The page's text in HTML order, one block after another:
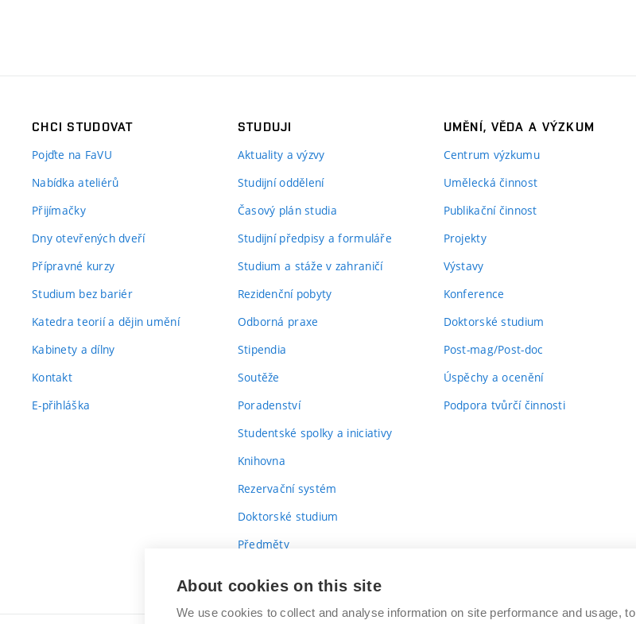
CHCI STUDOVAT
Pojďte na FaVU
Nabídka ateliérů
Přijímačky
Dny otevřených dveří
Přípravné kurzy
Studium bez bariér
Katedra teorií a dějin umění
Kabinety a dílny
Kontakt
E-přihláška
STUDUJI
Aktuality a výzvy
Studijní oddělení
Časový plán studia
Studijní předpisy a formuláře
Studium a stáže v zahraničí
Rezidenční pobyty
Odborná praxe
Stipendia
Soutěže
Poradenství
Studentské spolky a iniciativy
Knihovna
Rezervační systém
Doktorské studium
Předměty
UMĚNÍ, VĚDA A VÝZKUM
Centrum výzkumu
Umělecká činnost
Publikační činnost
Projekty
Výstavy
Konference
Doktorské studium
Post-mag/Post-doc
Úspěchy a ocenění
Podpora tvůrčí činnosti
About cookies on this site
We use cookies to collect and analyse information on site performance and usage, to